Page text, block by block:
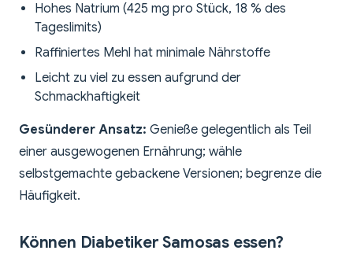
Hohes Natrium (425 mg pro Stück, 18 % des
Tageslimits)
Raffiniertes Mehl hat minimale Nährstoffe
Leicht zu viel zu essen aufgrund der
Schmackhaftigkeit
Gesünderer Ansatz: Genieße gelegentlich als Teil
einer ausgewogenen Ernährung; wähle
selbstgemachte gebackene Versionen; begrenze die
Häufigkeit.
Können Diabetiker Samosas essen?